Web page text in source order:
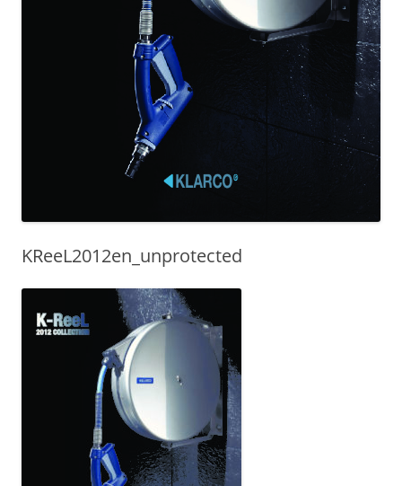
KReeL2012en_unprotected